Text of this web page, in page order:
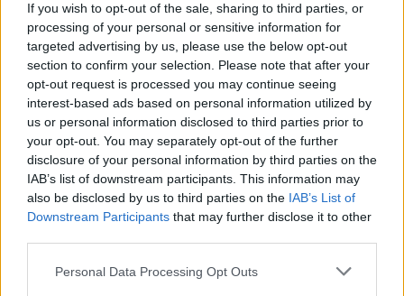
If you wish to opt-out of the sale, sharing to third parties, or
processing of your personal or sensitive information for
targeted advertising by us, please use the below opt-out
section to confirm your selection. Please note that after your
opt-out request is processed you may continue seeing
interest-based ads based on personal information utilized by
us or personal information disclosed to third parties prior to
your opt-out. You may separately opt-out of the further
disclosure of your personal information by third parties on the
IAB’s list of downstream participants. This information may
also be disclosed by us to third parties on the IAB’s List of
Downstream Participants that may further disclose it to other
Personal Data Processing Opt Outs